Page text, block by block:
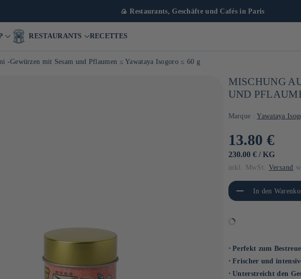
🍙 Restaurants, Geschäfte und Cafés in Paris
RESTAURANTS RECETTES
-Gewürzen mit Sesam und Pflaumen ≤ Yawataya Isogoro ≤ 60 g
MISCHUNG
UND
Marque : Yawataya
Normaler
Preis
13.80 €
GRUNDPREIS
230.00 € / PRO
KG
inkl. MwSt. Versand
Verringere die Menge für
Default TitleIn den
⋅ Perfekt zum
⋅ Frischer und
⋅ Unterstreicht den